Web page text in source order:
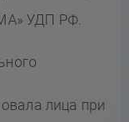
УДП РФ.
лица при